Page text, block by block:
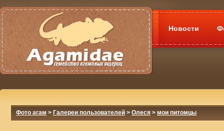
Новости
Фото агам > Галереи пользователей > Олеся > мои питомцы